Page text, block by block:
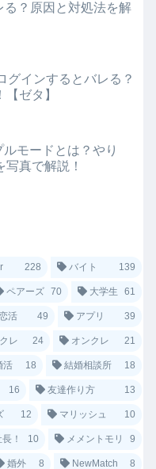
る？原因と対処法を解
グインするとバレる？
ゼタ】
ルモードとは？やり
真で解説！
228 バイト 139
ペアーズ 70 大学生 61
活 49 アプリ 39
レ 24 オンクレ 21
18 結婚相談所 18
16 友達作り方 13
12 マリッシュ 10
！ 10 メメントモリ 9
婚外 8 NewMatch 8